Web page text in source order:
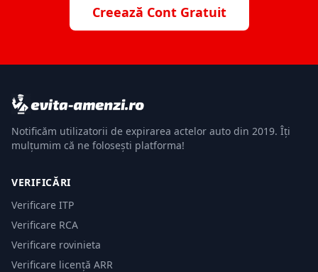
Creează Cont Gratuit
Notificăm utilizatorii de expirarea actelor auto din 2019. Îți
mulțumim că ne folosești platforma!
VERIFICĂRI
Verificare ITP
Verificare RCA
Verificare rovinieta
Verificare licență ARR